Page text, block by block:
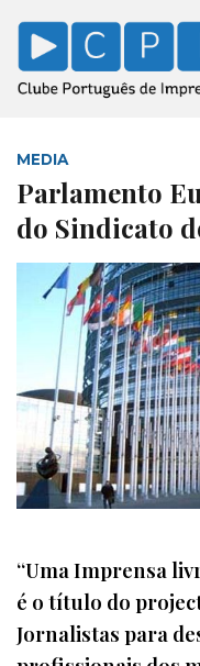
MEDIA
Parlamento
do Sindicato
“Uma Imprensa
é o título do
Jornalistas para